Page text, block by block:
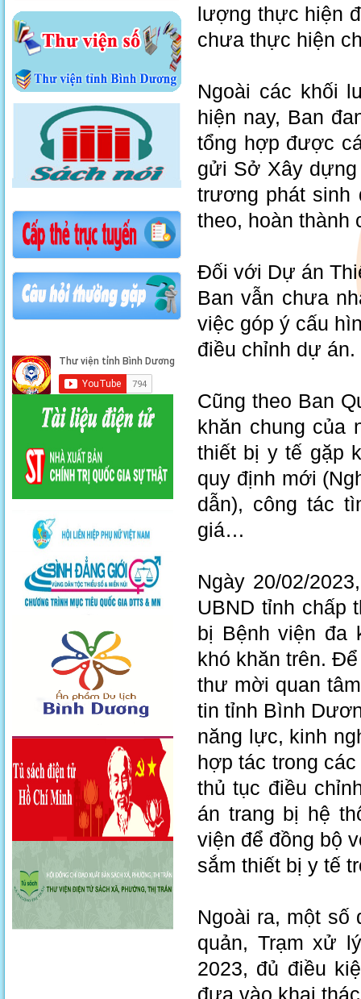
lượng thực hiện
chưa thực hiện
Ngoài các khối
hiện nay, Ban
tổng hợp được
gửi Sở Xây dựng
trương phát sinh
theo, hoàn thành
Đối với Dự án
Ban vẫn chưa
việc góp ý cấu
điều chỉnh dự án.
Cũng theo Ban
khăn chung của
thiết bị y tế gặp
quy định mới
dẫn), công tác
giá…
Ngày 20/02/
UBND tỉnh chấp
bị Bệnh viện đa
khó khăn trên.
thư mời quan
tin tỉnh Bình
năng lực, kinh
hợp tác trong
thủ tục điều
án trang bị hệ
viện để đồng bộ
sắm thiết bị y tế
Ngoài ra, một số
quản, Trạm xử
2023, đủ điều
đưa vào khai